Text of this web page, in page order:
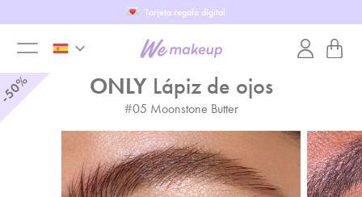
Tarjeta regalo digital
toggle
keyboard_arrow_down
ONLYLápiz de ojos
#05 Moonstone Butter